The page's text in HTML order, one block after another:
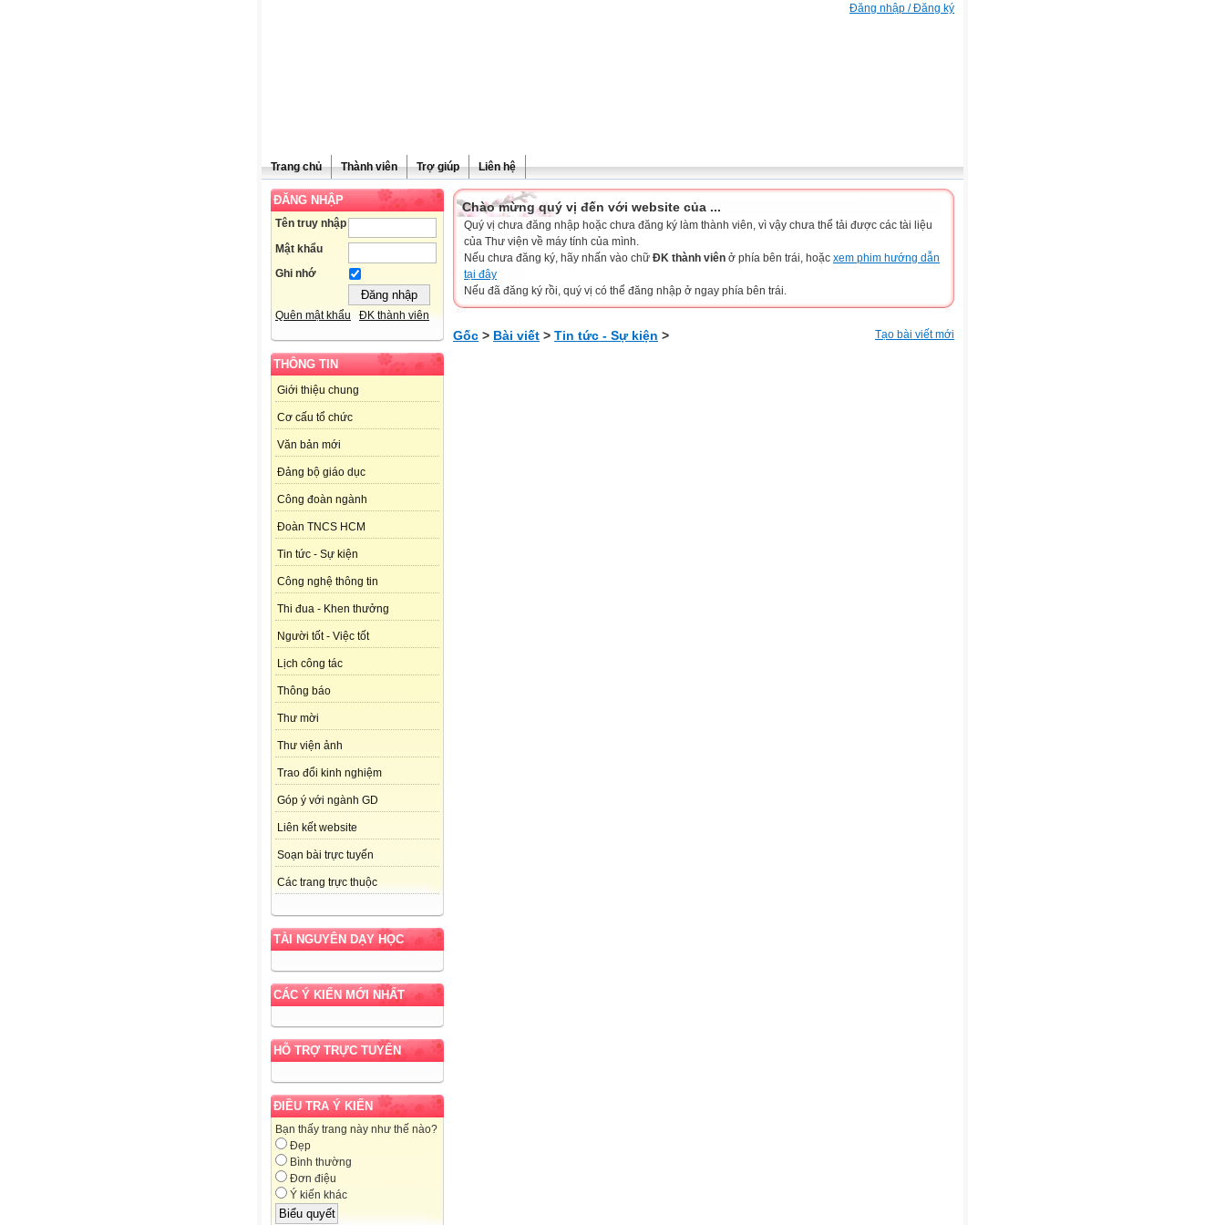
Đăng nhập / Đăng ký
Trang chủ Thành viên Trợ giúp Liên hệ
ĐĂNG NHẬP
Tên truy nhập
Mật khẩu
Ghi nhớ
Quên mật khẩu ĐK thành viên
THÔNG TIN
Giới thiệu chung
Cơ cấu tổ chức
Văn bản mới
Đảng bộ giáo dục
Công đoàn ngành
Đoàn TNCS HCM
Tin tức - Sự kiện
Công nghệ thông tin
Thi đua - Khen thưởng
Người tốt - Việc tốt
Lịch công tác
Thông báo
Thư mời
Thư viện ảnh
Trao đổi kinh nghiệm
Góp ý với ngành GD
Liên kết website
Soạn bài trực tuyến
Các trang trực thuộc
TÀI NGUYÊN DẠY HỌC
CÁC Ý KIẾN MỚI NHẤT
HỖ TRỢ TRỰC TUYẾN
ĐIỀU TRA Ý KIẾN
Bạn thấy trang này như thế nào?
Đẹp
Bình thường
Đơn điệu
Ý kiến khác
Chào mừng quý vị đến với website của ...
Quý vị chưa đăng nhập hoặc chưa đăng ký làm thành viên, vì vậy chưa thể tải được các tài liệu
của Thư viện về máy tính của mình.
Nếu chưa đăng ký, hãy nhấn vào chữ ĐK thành viên ở phía bên trái, hoặc xem phim hướng dẫn
tại đây
Nếu đã đăng ký rồi, quý vị có thể đăng nhập ở ngay phía bên trái.
Gốc > Bài viết > Tin tức - Sự kiện > Tạo bài viết mới